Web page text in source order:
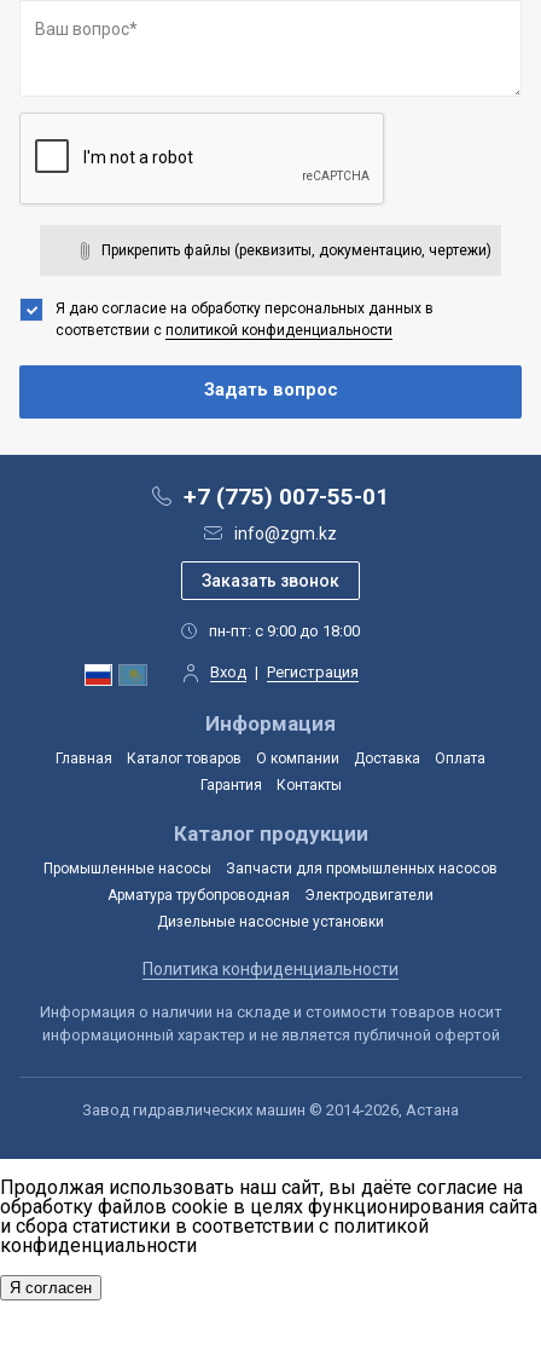
Прикрепить файлы (реквизиты, документацию, чертежи)
Я даю согласие на обработку персональных данных в
соответствии с политикой конфиденциальности
+7 (775) 007-55-01
info@zgm.kz
пн-пт: с 9:00 до 18:00
Вход | Регистрация
Информация
Главная Каталог товаров О компании Доставка
Оплата
Гарантия
Контакты
Каталог продукции
Промышленные насосы
Запчасти для промышленных насосов
Арматура трубопроводная
Электродвигатели
Дизельные насосные установки
Политика конфиденциальности
Информация о наличии на складе и стоимости товаров носит
информационный характер и не является публичной офертой
Завод гидравлических машин © 2014-2026, Астана
Продолжая использовать наш сайт, вы даёте согласие на
обработку файлов cookie в целях функционирования сайта
и сбора статистики в соответствии с политикой
конфиденциальности
Я согласен